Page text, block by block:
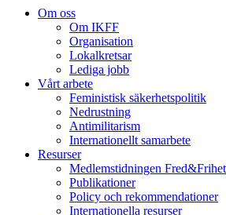
Om oss
Om IKFF
Organisation
Lokalkretsar
Lediga jobb
Vårt arbete
Feministisk säkerhetspolitik
Nedrustning
Antimilitarism
Internationellt samarbete
Resurser
Medlemstidningen Fred&Frihet
Publikationer
Policy och rekommendationer
Internationella resurser